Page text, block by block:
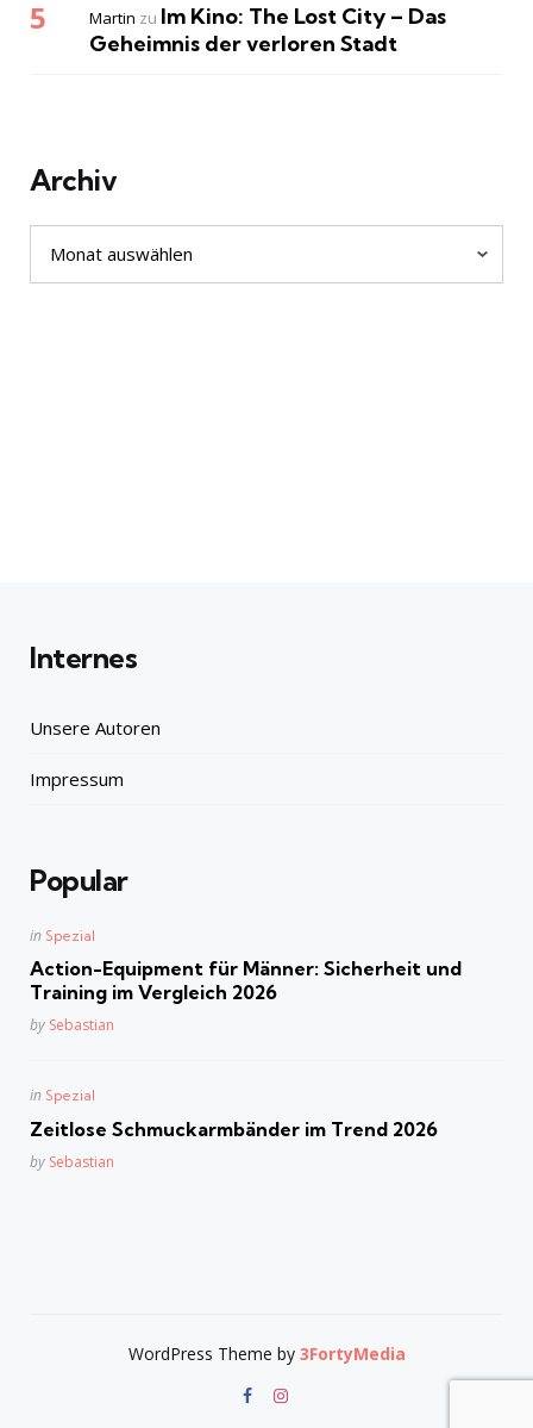
Martin zu Im Kino: The Lost City – Das
Geheimnis der verloren Stadt
Archiv
Archiv
Internes
Unsere Autoren
Impressum
Popular
Posted
in Spezial
Action-Equipment für Männer: Sicherheit und
Training im Vergleich 2026
Posted
by Sebastian
Posted
in Spezial
Zeitlose Schmuckarmbänder im Trend 2026
Posted
by Sebastian
WordPress Theme by 3FortyMedia